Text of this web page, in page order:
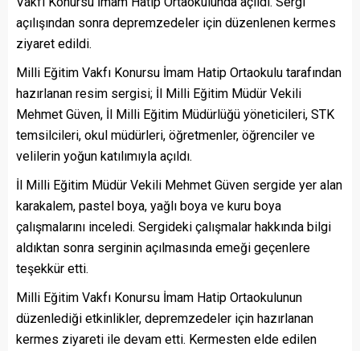
açılışından sonra depremzedeler için düzenlenen kermes
ziyaret edildi.
Milli Eğitim Vakfı Konursu İmam Hatip Ortaokulu tarafından
hazırlanan resim sergisi; İl Milli Eğitim Müdür Vekili
Mehmet Güven, İl Milli Eğitim Müdürlüğü yöneticileri, STK
temsilcileri, okul müdürleri, öğretmenler, öğrenciler ve
velilerin yoğun katılımıyla açıldı.
İl Milli Eğitim Müdür Vekili Mehmet Güven sergide yer alan
karakalem, pastel boya, yağlı boya ve kuru boya
çalışmalarını inceledi. Sergideki çalışmalar hakkında bilgi
aldıktan sonra serginin açılmasında emeği geçenlere
teşekkür etti.
Milli Eğitim Vakfı Konursu İmam Hatip Ortaokulunun
düzenlediği etkinlikler, depremzedeler için hazırlanan
kermes ziyareti ile devam etti. Kermesten elde edilen